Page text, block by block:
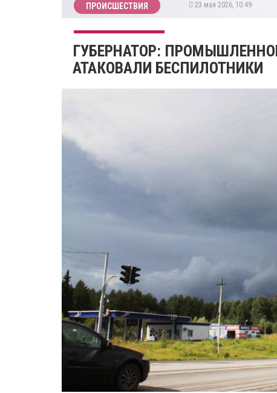
ПРОИСШЕСТВИЯ 23 мая 2026, 10:49
ГУБЕРНАТОР:
АТАКОВАЛИ БЕСПИЛОТНИКИ